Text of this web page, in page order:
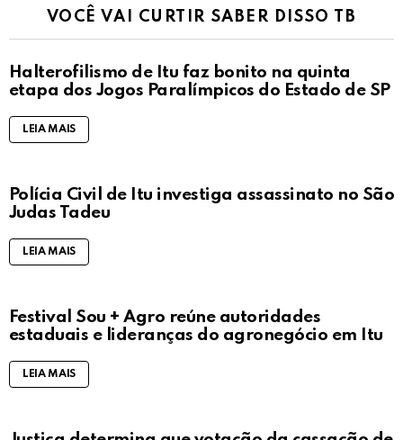
VOCÊ VAI CURTIR SABER DISSO TB
Halterofilismo de Itu faz bonito na quinta
etapa dos Jogos Paralímpicos do Estado de SP
LEIA MAIS
Polícia Civil de Itu investiga assassinato no São
Judas Tadeu
LEIA MAIS
Festival Sou + Agro reúne autoridades
estaduais e lideranças do agronegócio em Itu
LEIA MAIS